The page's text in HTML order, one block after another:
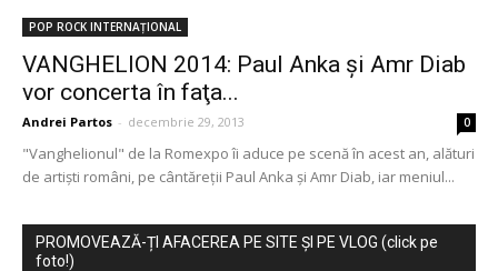
POP ROCK INTERNAȚIONAL
VANGHELION 2014: Paul Anka şi Amr Diab
vor concerta în faţa...
Andrei Partos - decembrie 29, 2013 0
"Vanghelionul" de la Romexpo îi aduce pe scenă în acest an, alături
de artişti români, pe cântăreţii Paul Anka şi Amr Diab, iar meniul...
PROMOVEAZĂ-ȚI AFACEREA PE SITE ȘI PE VLOG (click pe
foto!)